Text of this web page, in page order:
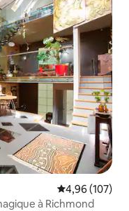
Évaluation
4,96 (107)
à Richmond